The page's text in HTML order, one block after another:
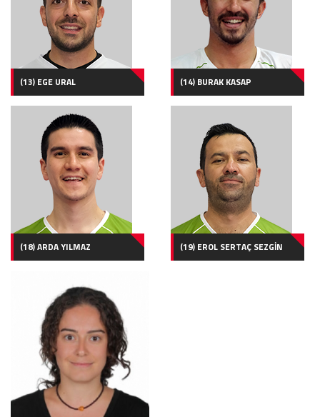
(13) EGE URAL (14) BURAK KASAP
(18) ARDA YILMAZ (19) EROL SERTAÇ SEZGİN